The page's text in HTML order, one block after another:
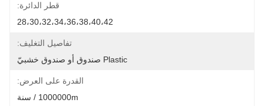
قطر الدائرة:
28،30،32،34،36،38،40،42
تفاصيل التغليف:
Plastic صندوق أو صندوق خشبيّ
القدرة على العرض:
1000000m / سنة